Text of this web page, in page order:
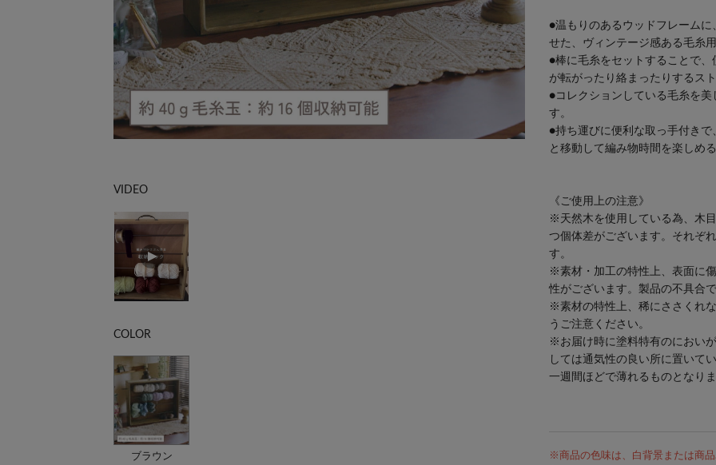
VIDEO
COLOR
ブラウン
●温もりのあるウッドフレーム
せた、ヴィンテージ感ある毛糸用
●棒に毛糸をセットすることで
が転がったり絡まったりするス
●コレクションしている毛糸を
す。
●持ち運びに便利な取っ手付き
と移動して編み物時間を楽しめ
《ご使用上の注意》
※天然木を使用している為、木
つ個体差がございます。それぞ
す。
※素材・加工の特性上、表面に
性がございます。製品の不具合
※素材の特性上、稀にささくれ
うご注意ください。
※お届け時に塗料特有のにおい
しては通気性の良い所に置いて
一週間ほどで薄れるものとなりま
※商品の色味は、白背景または商